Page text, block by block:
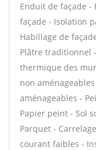
Enduit de façade -
façade - Isolation
Habillage de
Plâtre traditionnel
thermique des
non
aménageables -
Papier peint - Sol
Parquet -
courant faibles -